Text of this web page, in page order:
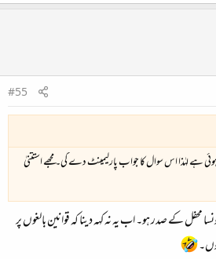
#55
ہے لہٰذا اس سوال کا جواب پارلیمینٹ دے گی۔ مجھے استثنیٰ
محفل کے صدر ہو۔ اب یہ نہ کہہ دینا کہ قوانین بالغوں پر